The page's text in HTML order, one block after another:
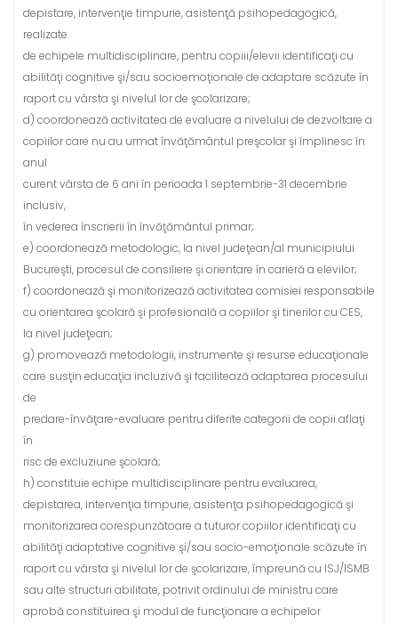
depistare, intervenţie timpurie, asistenţă psihopedagogică,
realizate
de echipele multidisciplinare, pentru copiii/elevii identificaţi cu
abilităţi cognitive şi/sau socioemoţionale de adaptare scăzute în
raport cu vârsta şi nivelul lor de şcolarizare;
d) coordonează activitatea de evaluare a nivelului de dezvoltare a
copiilor care nu au urmat învăţământul preşcolar şi împlinesc în
anul
curent vârsta de 6 ani în perioada 1 septembrie-31 decembrie
inclusiv,
în vederea înscrierii în învăţământul primar;
e) coordonează metodologic, la nivel judeţean/al municipiului
Bucureşti, procesul de consiliere şi orientare în carieră a elevilor;
f) coordonează şi monitorizează activitatea comisiei responsabile
cu orientarea şcolară şi profesională a copiilor şi tinerilor cu CES,
la nivel judeţean;
g) promovează metodologii, instrumente şi resurse educaţionale
care susţin educaţia incluzivă şi facilitează adaptarea procesului
de
predare-învăţare-evaluare pentru diferite categorii de copii aflaţi
în
risc de excluziune şcolară;
h) constituie echipe multidisciplinare pentru evaluarea,
depistarea, intervenţia timpurie, asistenţa psihopedagogică şi
monitorizarea corespunzătoare a tuturor copiilor identificaţi cu
abilităţi adaptative cognitive şi/sau socio-emoţionale scăzute în
raport cu vârsta şi nivelul lor de şcolarizare, împreună cu ISJ/ISMB
sau alte structuri abilitate, potrivit ordinului de ministru care
aprobă constituirea şi modul de funcţionare a echipelor